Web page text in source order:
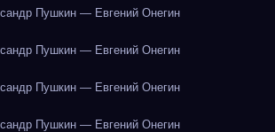
Пушкин — Евгений Онегин
Пушкин — Евгений Онегин
Пушкин — Евгений Онегин
Пушкин — Евгений Онегин